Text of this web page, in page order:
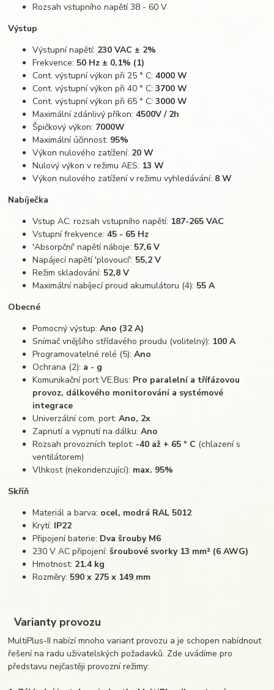
Rozsah vstupního napětí 38 - 60 V
Výstup
Výstupní napětí: 230 VAC ± 2%
Frekvence: 50 Hz ± 0,1% (1)
Cont. výstupní výkon při 25 ° C:4000 W
Cont. výstupní výkon při 40 ° C:3700 W
Cont. výstupní výkon při 65 ° C:3000 W
Maximální zdánlivý příkon:4500V / 2h
Špičkový výkon: 7000W
Maximální účinnost: 95%
Výkon nulového zatížení: 20 W
Nulový výkon v režimu AES: 13 W
Výkon nulového zatížení v režimu vyhledávání: 8 W​
Nabíječka
Vstup AC: rozsah vstupního napětí: 187-265 VAC
Vstupní frekvence:45 - 65 Hz
'Absorpční' napětí náboje: 57,6 V
Napájecí napětí 'plovoucí': 55,2 V
Režim skladování: 52,8 V
Maximální nabíjecí proud akumulátoru (4): 55 A​
Obecné
Pomocný výstup:Ano (32 A)
Snímač vnějšího střídavého proudu (volitelný): 100 A
Programovatelné relé (5):Ano
Ochrana (2): a - g
Komunikační port VE.Bus: Pro paralelní a třífázovou
provoz, dálkového monitorování a systémové
integrace
Univerzální com. port:Ano, 2x
Zapnutí a vypnutí na dálku:Ano
Rozsah provozních teplot: -40 až + 65 ° C (chlazení s
ventilátorem)
Vlhkost (nekondenzující): max. 95%
Skříň
Materiál a barva: ocel, modrá RAL 5012
Krytí: IP22
Připojení baterie: Dva šrouby M6
230 V AC připojení:šroubové svorky 13 mm² (6 AWG)
Hmotnost: 21.4 kg
Rozměry: 590 x 275 x 149 mm
Varianty provozu
MultiPlus-II nabízí mnoho variant provozu a je schopen nabídnout
řešení na radu uživatelských požadavků. Zde uvádíme pro
představu nejčastěji provozní režimy: